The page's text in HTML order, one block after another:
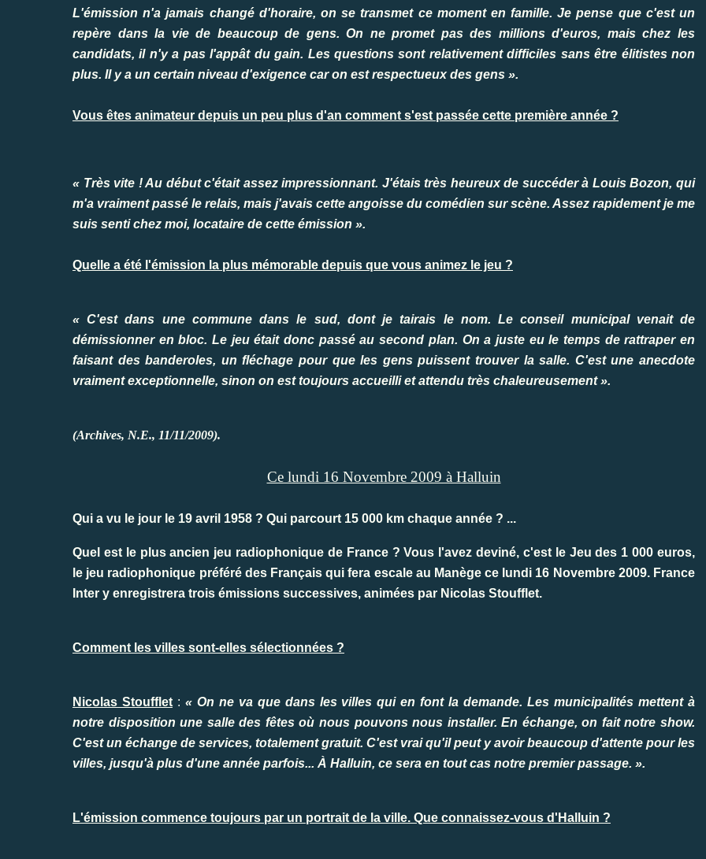
L'émission n'a jamais changé d'horaire, on se transmet ce moment en famille. Je pense que c'est un
repère dans la vie de beaucoup de gens. On ne promet pas des millions d'euros, mais chez les
candidats, il n'y a pas l'appât du gain. Les questions sont relativement difficiles sans être élitistes non
plus. Il y a un certain niveau d'exigence car on est respectueux des gens ».
Vous êtes animateur depuis un peu plus d'an comment s'est passée cette première année ?
« Très vite ! Au début c'était assez impressionnant. J'étais très heureux de succéder à Louis Bozon, qui
m'a vraiment passé le relais, mais j'avais cette angoisse du comédien sur scène. Assez rapidement je me
suis senti chez moi, locataire de cette émission ».
Quelle a été l'émission la plus mémorable depuis que vous animez le jeu ?
« C'est dans une commune dans le sud, dont je tairais le nom. Le conseil municipal venait de
démissionner en bloc. Le jeu était donc passé au second plan. On a juste eu le temps de rattraper en
faisant des banderoles, un fléchage pour que les gens puissent trouver la salle. C'est une anecdote
vraiment exceptionnelle, sinon on est toujours accueilli et attendu très chaleureusement ».
(Archives, N.E., 11/11/2009).
Ce lundi 16 Novembre 2009 à Halluin
Qui a vu le jour le 19 avril 1958 ? Qui parcourt 15 000 km chaque année ? ...
Quel est le plus ancien jeu radiophonique de France ? Vous l'avez deviné, c'est le Jeu des 1 000 euros,
le jeu radiophonique préféré des Français qui fera escale au Manège ce lundi 16 Novembre 2009. France
Inter y enregistrera trois émissions successives, animées par Nicolas Stoufflet.
Comment les villes sont-elles sélectionnées ?
Nicolas Stoufflet: « On ne va que dans les villes qui en font la demande. Les municipalités mettent à
notre disposition une salle des fêtes où nous pouvons nous installer. En échange, on fait notre show.
C'est un échange de services, totalement gratuit. C'est vrai qu'il peut y avoir beaucoup d'attente pour les
villes, jusqu'à plus d'une année parfois... À Halluin, ce sera en tout cas notre premier passage. ».
L'émission commence toujours par un portrait de la ville. Que connaissez-vous d'Halluin ?